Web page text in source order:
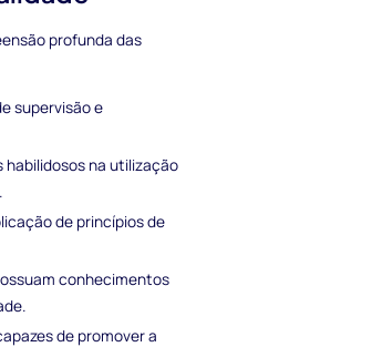
profunda das
supervisão e
habilidosos na utilização
de princípios de
conhecimentos
de promover a